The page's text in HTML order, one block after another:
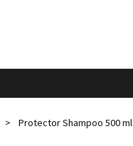
Protector Shampoo 500 ml